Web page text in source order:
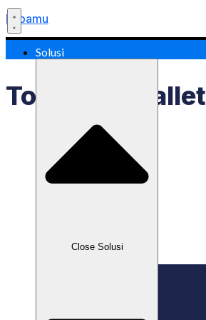
Labamu
Solusi
Close Solusi
Top Up E-